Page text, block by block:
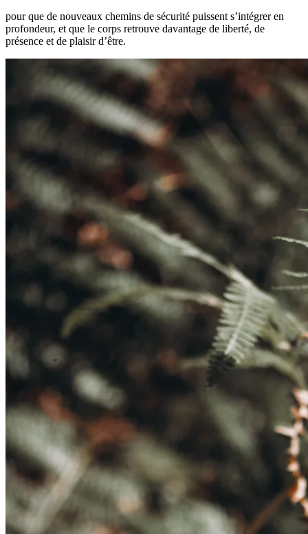
pour que de nouveaux chemins de sécurité puissent s’intégrer en
profondeur, et que le corps retrouve davantage de liberté, de
présence et de plaisir d’être.